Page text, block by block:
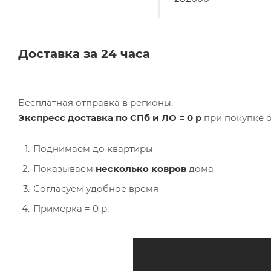
Доставка за 24 часа
Бесплатная отправка в регионы.
Экспресс доставка по СПб и ЛО = 0 р при покупке
Поднимаем до квартиры
Показываем несколько ковров дома
Согласуем удобное время
Примерка = 0 р.